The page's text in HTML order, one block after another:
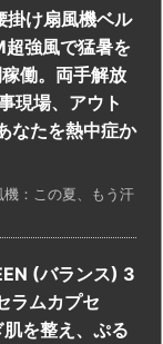
け扇風機ベル
強風で猛暑を
働。両手解放
現場、アウト
なたを熱中症か
：この夏、もう汗
(バランス) 3
ラムカプセ
を整え、ぷる